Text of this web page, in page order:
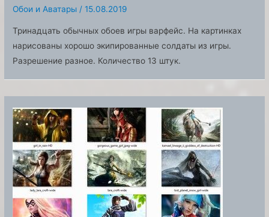
Обои и Аватары /15.08.2019
Тринадцать обычных обоев игры варфейс. На картинках
нарисованы хорошо экипированные солдаты из игры.
Разрешение разное. Количество 13 штук.